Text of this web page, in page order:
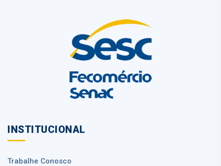
INSTITUCIONAL
Trabalhe Conosco